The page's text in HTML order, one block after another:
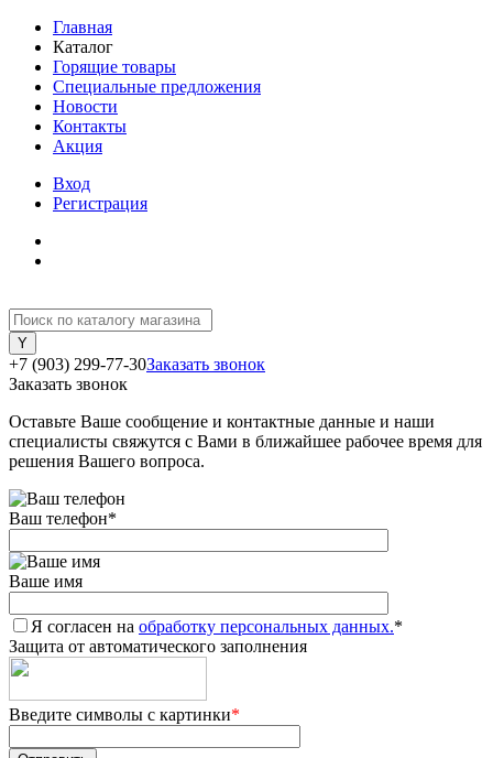
Главная
Каталог
Горящие товары
Специальные предложения
Новости
Контакты
Акция
Вход
Регистрация
+7 (903) 299-77-30Заказать звонок
Заказать звонок
Оставьте Ваше сообщение и контактные данные и наши
специалисты свяжутся с Вами в ближайшее рабочее время для
решения Вашего вопроса.
Ваш телефон*
Ваше имя
Я согласен на обработку персональных данных.*
Защита от автоматического заполнения
Введите символы с картинки*